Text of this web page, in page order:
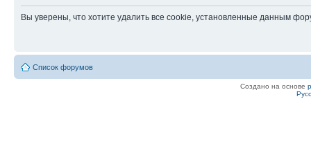
Вы уверены, что хотите удалить все cookie, установленные данным
Список форумов
Создано на основе